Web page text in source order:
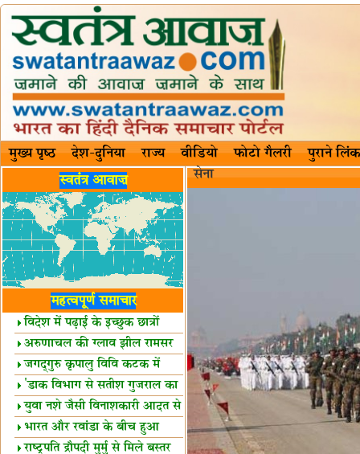
मुख्य पृष्ठ देश-दुनिया राज्य वीडियो फोटो गैलरी पुराने लिंक
स्वतंत्र आवाज़
महत्वपूर्ण समाचार
विदेश में पढ़ाई के इच्छुक छात्रों
केलिए खुशखबरी!
अरुणाचल की ग्लाव झील रामसर
स्थल घोषित
जगद्गुरु कृपालु विवि कटक में
शैक्षिक सत्र शुरू
'डाक विभाग से सतीश गुजराल का
रिश्ता गहरा'
युवा नशे जैसी विनाशकारी आदत से
दूर रहें-मोदी
भारत और रवांडा के बीच हुआ
व्यापार विस्तार
राष्ट्रपति द्रौपदी मुर्मु से मिले बस्तर
सेना